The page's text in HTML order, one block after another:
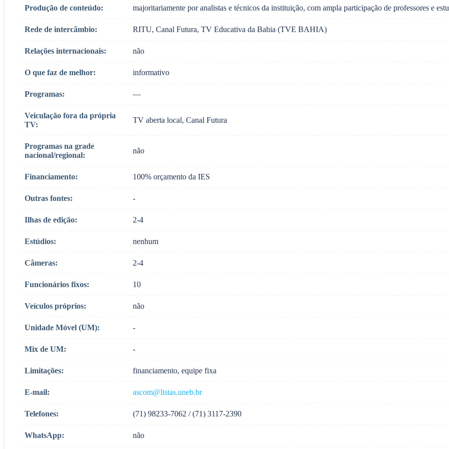
Produção de conteúdo: majoritariamente por analistas e técnicos da instituição, com ampla participação de professores e
Rede de intercâmbio: RITU, Canal Futura, TV Educativa da Bahia (TVE BAHIA)
Relações internacionais: não
O que faz de melhor: informativo
Programas: —
Veiculação fora da própria
TV:
TV aberta local, Canal Futura
Programas na grade
nacional/regional:
não
Financiamento: 100% orçamento da IES
Outras fontes: -
Ilhas de edição: 2-4
Estúdios: nenhum
Câmeras: 2-4
Funcionários fixos: 10
Veículos próprios: não
Unidade Móvel (UM): -
Mix de UM: -
Limitações: financiamento, equipe fixa
E-mail: ascom@listas.uneb.br
Telefones: (71) 98233-7062 / (71) 3117-2390
WhatsApp: não